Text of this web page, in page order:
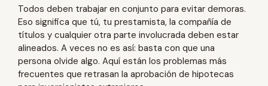
Todos deben trabajar en conjunto para evitar demoras.
Eso significa que tú, tu prestamista, la compañía de
títulos y cualquier otra parte involucrada deben estar
alineados. A veces no es así: basta con que una
persona olvide algo. Aquí están los problemas más
frecuentes que retrasan la aprobación de hipotecas